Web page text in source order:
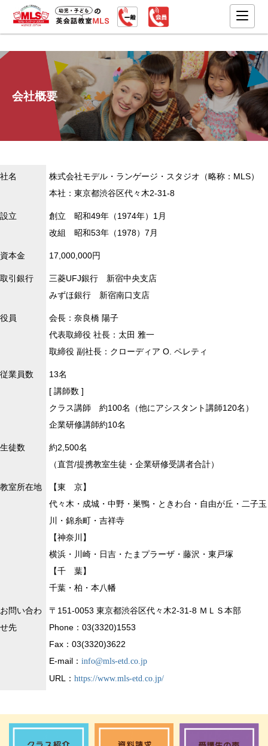
会社概要
社名
株式会社モデル・ランゲージ・スタジオ（略称：MLS）
本社：東京都渋谷区代々木2-31-8
設立
創立 昭和49年（1974年）1月
改組 昭和53年（1978）7月
資本金 17,000,000円
取引銀行
三菱UFJ銀行 新宿中央支店
みずほ銀行 新宿南口支店
役員
会長：奈良橋 陽子
代表取締役 社長：太田 雅一
取締役 副社長：クローディア O. ペレティ
従業員数
13名
[ 講師数 ]
クラス講師 約100名（他にアシスタント講師120名）
企業研修講師約10名
生徒数
約2,500名
（直営/提携教室生徒・企業研修受講者合計）
教室所在地
【東 京】
代々木・成城・中野・巣鴨・ときわ台・自由が丘・二子玉
川・錦糸町・吉祥寺
【神奈川】
横浜・川崎・日吉・たまプラーザ・藤沢・東戸塚
【千 葉】
千葉・柏・本八幡
お問い合わ
せ先
〒151-0053 東京都渋谷区代々木2-31-8 ＭＬＳ本部
Phone：03(3320)1553
Fax：03(3320)3622
E-mail： info@mls-etd.co.jp
URL： https://www.mls-etd.co.jp/